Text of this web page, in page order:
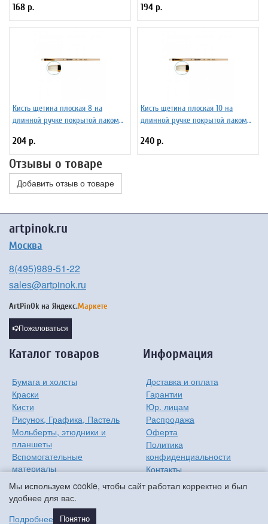
Мы используем cookie, чтобы сайт работал корректно и был
удобнее для вас.
Подробнее
Понятно
168 р. 194 р.
Кисть щетина плоская 8 на
длинной ручке покрытой лаком
204 р.
Кисть щетина плоская 10 на
длинной ручке покрытой лаком
240 р.
Отзывы о товаре
Добавить отзыв о товаре
artpinok.ru
Москва
8(495)989-51-22
sales@artpinok.ru
ArtPinOk на Яндекс.Маркете
Пожаловаться
Каталог товаров
Бумага и холсты
Краски
Кисти
Рисунок, Графика, Пастель
Мольберты, этюдники и
планшеты
Вспомогательные
материалы
Хобби
Детям
Мастер-классы
Информация
Доставка и оплата
Гарантии
Юр. лицам
Распродажа
Оферта
Политика
конфиденциальности
Контакты
О компании